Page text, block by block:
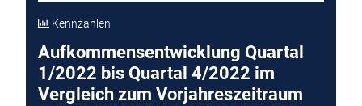
Kennzahlen
Aufkommensentwicklung Quartal
1/2022 bis Quartal 4/2022 im
Vergleich zum Vorjahreszeitraum